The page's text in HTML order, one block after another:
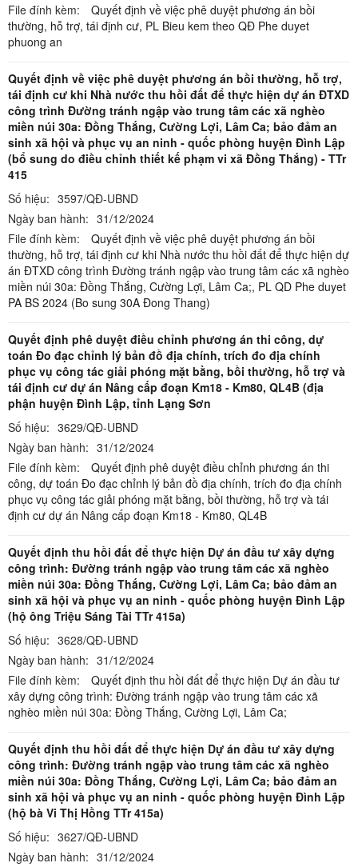
File đính kèm:
Quyết định về việc phê duyệt phương án bồi
thường, hỗ trợ, tái định cư, PL Bieu kem theo QĐ Phe duyet
phuong an
Quyết định về việc phê duyệt phương án bồi thường, hỗ trợ,
tái định cư khi Nhà nước thu hồi đất để thực hiện dự án ĐTXD
công trình Đường tránh ngập vào trung tâm các xã nghèo
miền núi 30a: Đồng Thắng, Cường Lợi, Lâm Ca; bảo đảm an
sinh xã hội và phục vụ an ninh - quốc phòng huyện Đình Lập
(bổ sung do điều chỉnh thiết kế phạm vi xã Đồng Thắng) - TTr
415
Số hiệu: 3597/QĐ-UBND
Ngày ban hành: 31/12/2024
File đính kèm:
Quyết định về việc phê duyệt phương án bồi
thường, hỗ trợ, tái định cư khi Nhà nước thu hồi đất để thực hiện dự
án ĐTXD công trình Đường tránh ngập vào trung tâm các xã nghèo
miền núi 30a: Đồng Thắng, Cường Lợi, Lâm Ca;, PL QD Phe duyet
PA BS 2024 (Bo sung 30A Đong Thang)
Quyết định phê duyệt điều chỉnh phương án thi công, dự
toán Đo đạc chỉnh lý bản đồ địa chính, trích đo địa chính
phục vụ công tác giải phóng mặt bằng, bồi thường, hỗ trợ và
tái định cư dự án Nâng cấp đoạn Km18 - Km80, QL4B (địa
phận huyện Đình Lập, tỉnh Lạng Sơn
Số hiệu: 3629/QĐ-UBND
Ngày ban hành: 31/12/2024
File đính kèm:
Quyết định phê duyệt điều chỉnh phương án thi
công, dự toán Đo đạc chỉnh lý bản đồ địa chính, trích đo địa chính
phục vụ công tác giải phóng mặt bằng, bồi thường, hỗ trợ và tái
định cư dự án Nâng cấp đoạn Km18 - Km80, QL4B
Quyết định thu hồi đất để thực hiện Dự án đầu tư xây dựng
công trình: Đường tránh ngập vào trung tâm các xã nghèo
miền núi 30a: Đồng Thắng, Cường Lợi, Lâm Ca; bảo đảm an
sinh xã hội và phục vụ an ninh - quốc phòng huyện Đình Lập
(hộ ông Triệu Sáng Tài TTr 415a)
Số hiệu: 3628/QĐ-UBND
Ngày ban hành: 31/12/2024
File đính kèm:
Quyết định thu hồi đất để thực hiện Dự án đầu tư
xây dựng công trình: Đường tránh ngập vào trung tâm các xã
nghèo miền núi 30a: Đồng Thắng, Cường Lợi, Lâm Ca;
Quyết định thu hồi đất để thực hiện Dự án đầu tư xây dựng
công trình: Đường tránh ngập vào trung tâm các xã nghèo
miền núi 30a: Đồng Thắng, Cường Lợi, Lâm Ca; bảo đảm an
sinh xã hội và phục vụ an ninh - quốc phòng huyện Đình Lập
(hộ bà Vi Thị Hồng TTr 415a)
Số hiệu: 3627/QĐ-UBND
Ngày ban hành: 31/12/2024